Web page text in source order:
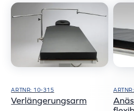
ARTNR: 10-315
Verlängerungsarm